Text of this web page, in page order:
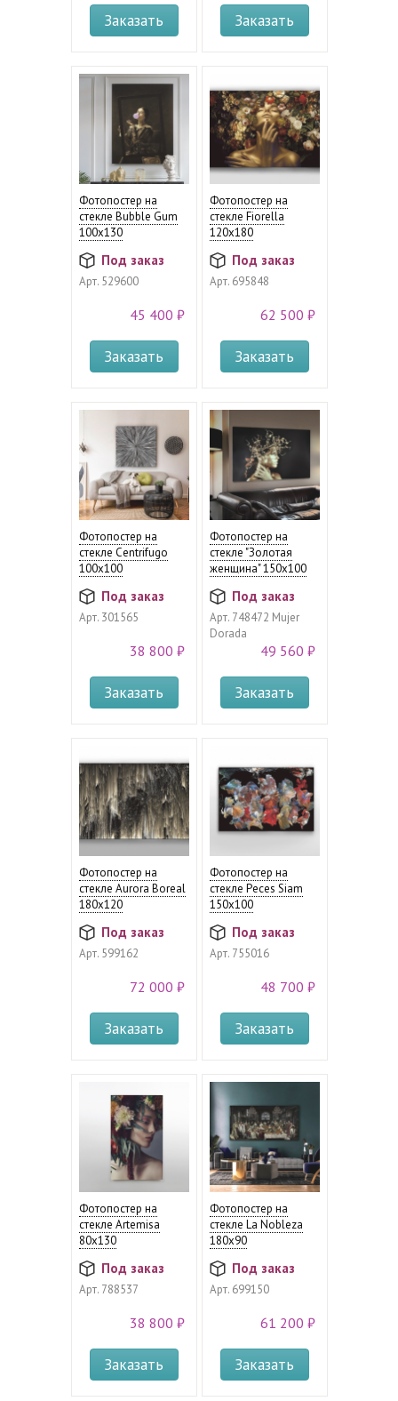
Заказать Заказать
Фотопостер на
стекле Bubble Gum
100x130
Под заказ
Арт.529600
45 400 ₽
Заказать
Фотопостер на
стекле Fiorella
120х180
Под заказ
Арт.695848
62 500 ₽
Заказать
Фотопостер на
стекле Centrifugo
100х100
Под заказ
Арт.301565
38 800 ₽
Заказать
Фотопостер на
стекле "Золотая
женщина" 150х100
Под заказ
Арт.748472 Mujer
Dorada
49 560 ₽
Заказать
Фотопостер на
стекле Aurora Boreal
180х120
Под заказ
Арт.599162
72 000 ₽
Заказать
Фотопостер на
стекле Peces Siam
150x100
Под заказ
Арт.755016
48 700 ₽
Заказать
Фотопостер на
стекле Artemisa
80x130
Под заказ
Арт.788537
38 800 ₽
Заказать
Фотопостер на
стекле La Nobleza
180х90
Под заказ
Арт.699150
61 200 ₽
Заказать